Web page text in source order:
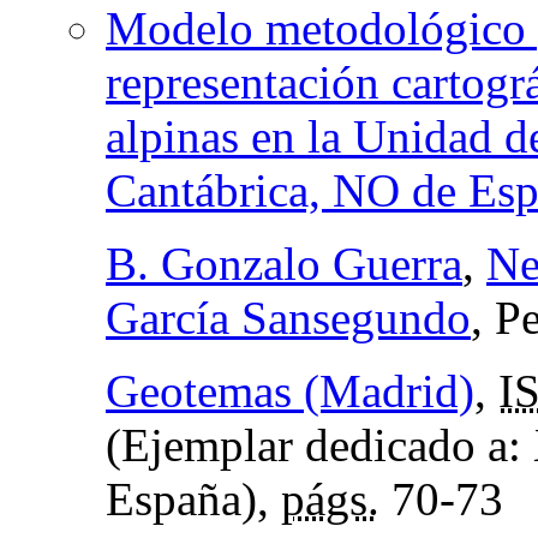
Modelo
representación
alpinas en la Unidad
Cantábrica, NO de
B. Gonzalo Guerra,
García Sansegundo,
Geotemas (Madrid),
(Ejemplar dedicado
España), págs. 70-73